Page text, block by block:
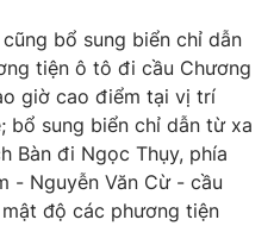
Podcast
bổ sung biển chỉ dẫn
tiện ô tô đi cầu Chương
giờ cao điểm tại vị trí
bổ sung biển chỉ dẫn từ xa
Bàn đi Ngọc Thụy, phía
- Nguyễn Văn Cừ - cầu
độ các phương tiện